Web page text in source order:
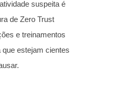
suspeita é
de Zero Trust
e treinamentos
estejam cientes